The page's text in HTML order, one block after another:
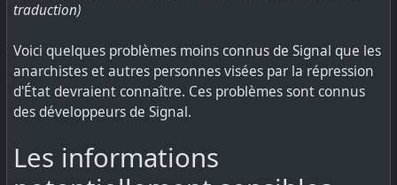
traduction)
Voici quelques problèmes moins connus de Signal que les
anarchistes et autres personnes visées par la répression
d'État devraient connaître. Ces problèmes sont connus
des développeurs de Signal.
Les informations